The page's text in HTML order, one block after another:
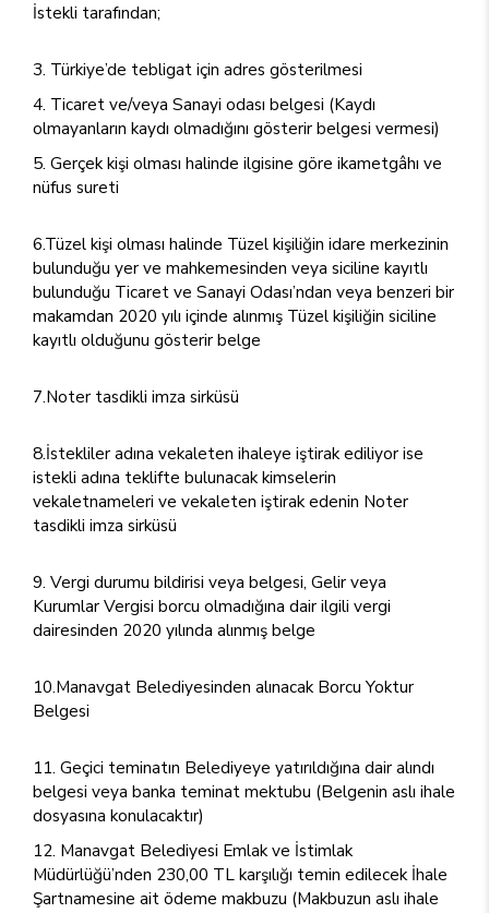
İstekli tarafından;
Türkiye’de tebligat için adres gösterilmesi
Ticaret ve/veya Sanayi odası belgesi (Kaydı
olmayanların kaydı olmadığını gösterir belgesi vermesi)
Gerçek kişi olması halinde ilgisine göre ikametgâhı ve
nüfus sureti
6.Tüzel kişi olması halinde Tüzel kişiliğin idare merkezinin
bulunduğu yer ve mahkemesinden veya siciline kayıtlı
bulunduğu Ticaret ve Sanayi Odası’ndan veya benzeri bir
makamdan 2020 yılı içinde alınmış Tüzel kişiliğin siciline
kayıtlı olduğunu gösterir belge
7.Noter tasdikli imza sirküsü
8.İstekliler adına vekaleten ihaleye iştirak ediliyor ise
istekli adına teklifte bulunacak kimselerin
vekaletnameleri ve vekaleten iştirak edenin Noter
tasdikli imza sirküsü
Vergi durumu bildirisi veya belgesi, Gelir veya
Kurumlar Vergisi borcu olmadığına dair ilgili vergi
dairesinden 2020 yılında alınmış belge
10.Manavgat Belediyesinden alınacak Borcu Yoktur
Belgesi
Geçici teminatın Belediyeye yatırıldığına dair alındı
belgesi veya banka teminat mektubu (Belgenin aslı ihale
dosyasına konulacaktır)
Manavgat Belediyesi Emlak ve İstimlak
Müdürlüğü’nden 230,00 TL karşılığı temin edilecek İhale
Şartnamesine ait ödeme makbuzu (Makbuzun aslı ihale